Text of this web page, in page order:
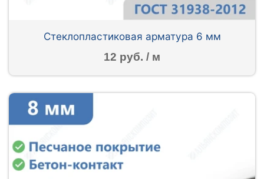
Стеклопластиковая арматура 6 мм
12 руб. / м